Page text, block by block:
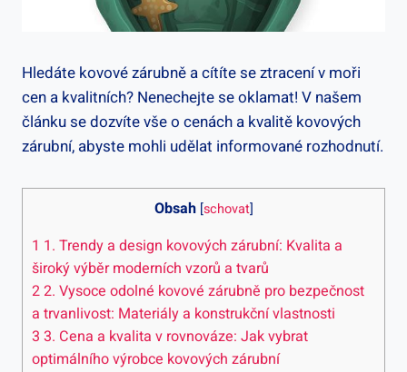
Hledáte kovové zárubně a cítíte se ztracení v moři
cen a kvalitních? Nenechejte se oklamat! V našem
článku se dozvíte vše o cenách a kvalitě kovových
zárubní, abyste mohli udělat informované rozhodnutí.
Obsah [schovat]
1 1. Trendy a design kovových zárubní: Kvalita a
široký výběr moderních vzorů a tvarů
22. Vysoce odolné kovové zárubně pro bezpečnost
a trvanlivost: Materiály a konstrukční vlastnosti
3 3. Cena a kvalita v rovnováze: Jak vybrat
optimálního výrobce kovových zárubní